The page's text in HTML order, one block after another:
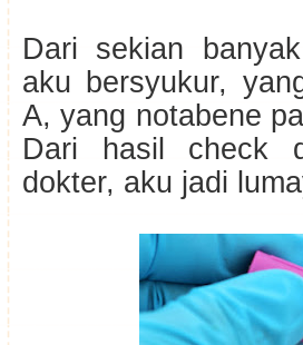
Dari sekian
aku bersyukur,
A, yang notabene
Dari hasil check
dokter, aku jadi